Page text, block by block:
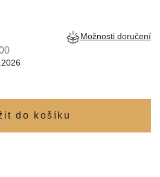
Možnosti doručení